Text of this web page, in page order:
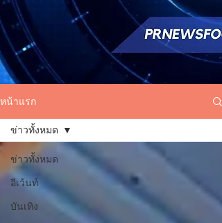
หน้าแรก
ข่าวทั้งหมด
อีเว้นท์
บันเทิง
ข่าวทั้งหมด